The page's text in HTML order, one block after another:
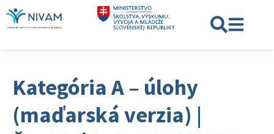
Kategória A – úlohy
(maďarská verzia) |